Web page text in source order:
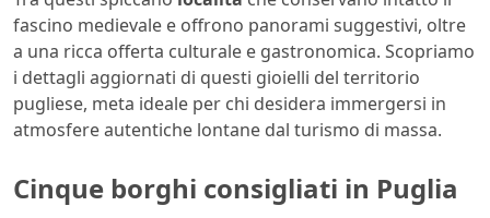
fascino medievale e offrono panorami suggestivi, oltre
a una ricca offerta culturale e gastronomica. Scopriamo
i dettagli aggiornati di questi gioielli del territorio
pugliese, meta ideale per chi desidera immergersi in
atmosfere autentiche lontane dal turismo di massa.
Cinque borghi consigliati in Puglia